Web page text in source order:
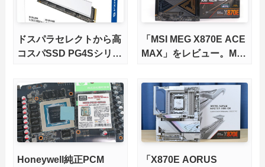
ドスパラセレクトから高
コスパSSD PG4Sシリー
「MSI MEG X870E ACE
MAX」をレビュー。M.2
版X870Eマザーボードを
徹底検証
Honeywell純正PCM
「X870E AORUS